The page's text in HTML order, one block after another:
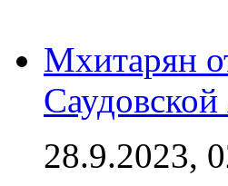
Мхитарян
28.9.2023,